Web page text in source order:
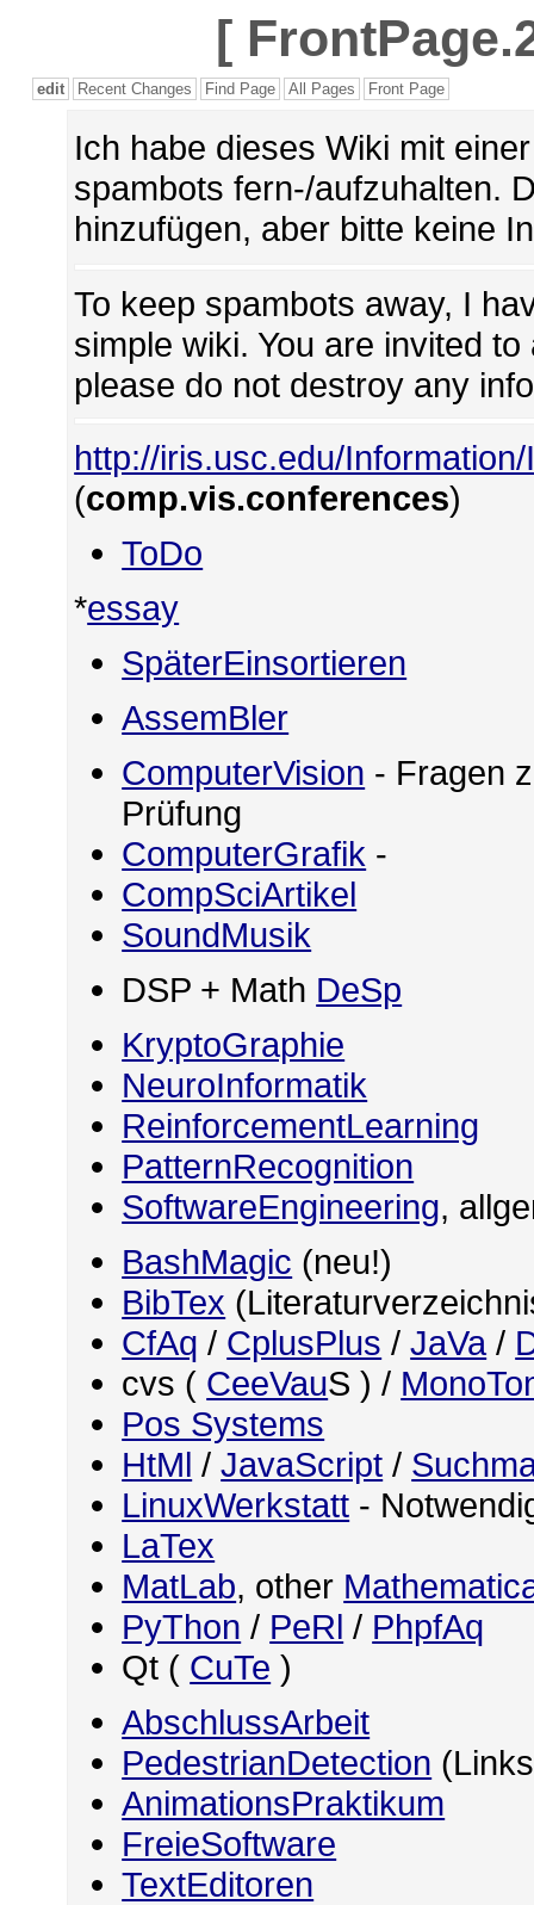
[
edit Recent Changes Find Page All Pages Front Page
Ich habe dieses Wiki mit
spambots fern-/aufzuhalten.
hinzufügen, aber bitte keine
To keep spambots away, I
simple wiki. You are invited
please do not destroy any
http://iris.usc.edu/
(comp.vis.conferences)
ToDo
*essay
SpäterEinsortieren
AssemBler
ComputerVision - Fragen
Prüfung
ComputerGrafik -
CompSciArtikel
SoundMusik
DSP + Math DeSp
KryptoGraphie
NeuroInformatik
ReinforcementLearning
PatternRecognition
SoftwareEngineering,
BashMagic (neu!)
BibTex
CfAq / CplusPlus /JaVa/
cvs ( CeeVauS ) /
Pos Systems
HtMl /JavaScript /
LinuxWerkstatt -
LaTex
MatLab, other
PyThon / PeRl / PhpfAq
Qt ( CuTe )
AbschlussArbeit
PedestrianDetection
AnimationsPraktikum
FreieSoftware
TextEditoren